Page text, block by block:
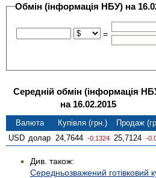
Обмін (інформація НБУ) на
=
Середній обмін (інформація
на 16.02.2015
Валюта Купівля (грн.)
Продаж
USD долар 24,7644 -0.1324 25,7124 -
Див. також:
Середньозважений готівковий